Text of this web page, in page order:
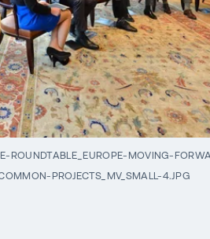
ROUNDTABLE_EUROPE-MOVING-
PROJECTS_MV_SMALL-4.JPG